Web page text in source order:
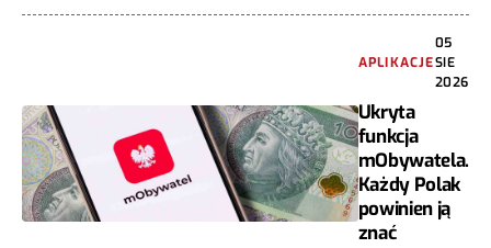
APLIKACJE
05
SIE
2026
Ukryta
funkcja
mObywatela.
Każdy Polak
powinien ją
znać